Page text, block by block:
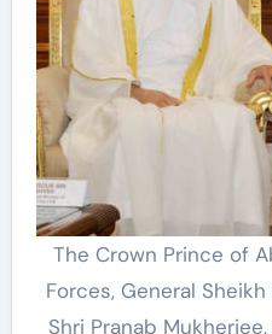
The Crown Prince of
Forces, General
Shri Pranab